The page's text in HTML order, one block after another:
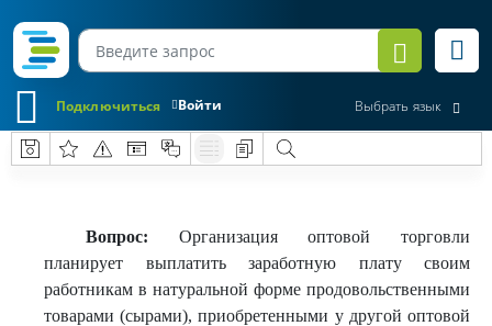
Войти
Подключиться Выбрать язык
Вопрос: Организация оптовой торговли
планирует выплатить заработную плату своим
работникам в натуральной форме продовольственными
товарами (сырами), приобретенными у другой оптовой